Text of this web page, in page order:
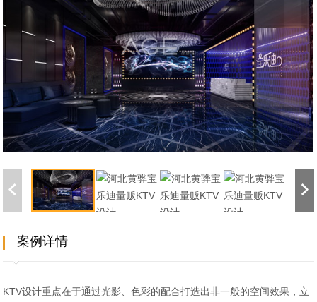
案例详情
KTV设计重点在于通过光影、色彩的配合打造出非一般的空间效果，立